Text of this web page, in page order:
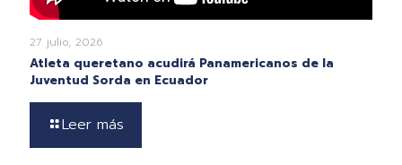
27 julio, 2026
Atleta queretano acudirá Panamericanos de la
Juventud Sorda en Ecuador
Leer más